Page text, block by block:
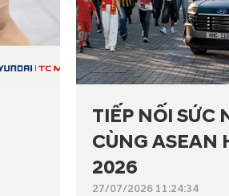
TIẾP NỐI SỨC
CÙNG ASEAN
2026
27/07/2026 11:24:34